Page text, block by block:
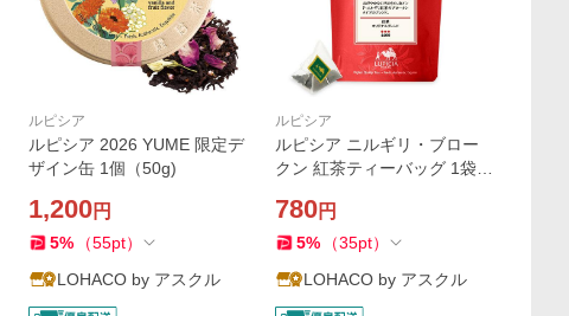
ルピシア
ルピシア 2026 YUME 限定デ
ザイン缶 1個（50g)
1,200円
5% （55pt）
LOHACO by アスクル
ルピシア
ルピシア ニルギリ・ブロー
クン 紅茶ティーバッグ 1袋
780円
5% （35pt）
LOHACO by アスクル